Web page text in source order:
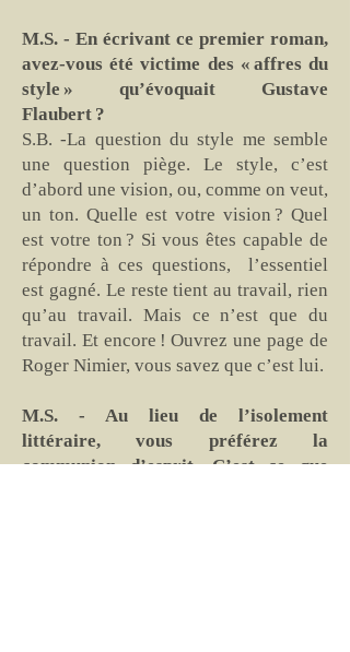
M.S. - En écrivant ce premier roman,
avez-vous été victime des « affres du
style » qu’évoquait Gustave
Flaubert ?
S.B. -La question du style me semble
une question piège. Le style, c’est
d’abord une vision, ou, comme on veut,
un ton. Quelle est votre vision ? Quel
est votre ton ? Si vous êtes capable de
répondre à ces questions, l’essentiel
est gagné. Le reste tient au travail, rien
qu’au travail. Mais ce n’est que du
travail. Et encore ! Ouvrez une page de
Roger Nimier, vous savez que c’est lui.
M.S. - Au lieu de l’isolement
littéraire, vous préférez la
communion d’esprit. C’est ce que